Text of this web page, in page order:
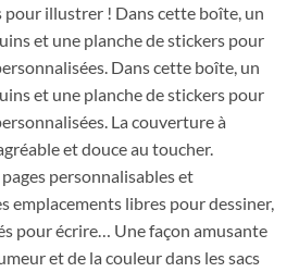
pour illustrer ! Dans cette boîte, un
et une planche de stickers pour
Dans cette boîte, un
et une planche de stickers pour
La couverture à
et douce au toucher.
personnalisables et
emplacements libres pour dessiner,
pour écrire… Une façon amusante
et de la couleur dans les sacs